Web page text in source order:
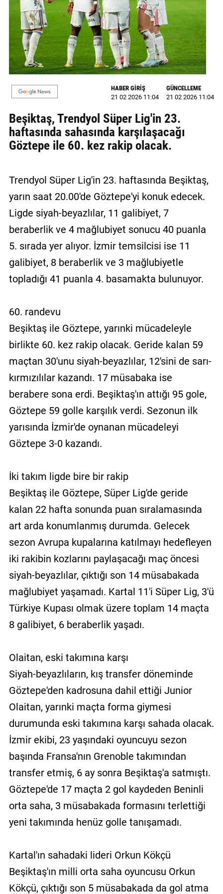
MAGAZİN
GALERİ
VİDEO
YAZARLAR
ULAŞIN
Künye
Gizlilik
Politikası
HABER GİRİŞ
21 02 2026 11:04
GÜNCELLEME
21 02 2026 11:04
Beşiktaş, Trendyol Süper Lig'in 23.
haftasında sahasında karşılaşacağı
Göztepe ile 60. kez rakip olacak.
Trendyol Süper Lig'in 23. haftasında Beşiktaş,
yarın saat 20.00'de Göztepe'yi konuk edecek.
Ligde siyah-beyazlılar, 11 galibiyet, 7
beraberlik ve 4 mağlubiyet sonucu 40 puanla
5. sırada yer alıyor. İzmir temsilcisi ise 11
galibiyet, 8 beraberlik ve 3 mağlubiyetle
topladığı 41 puanla 4. basamakta bulunuyor.
60. randevu
Beşiktaş ile Göztepe, yarınki mücadeleyle
birlikte 60. kez rakip olacak. Geride kalan 59
maçtan 30'unu siyah-beyazlılar, 12'sini de sarı-
kırmızılılar kazandı. 17 müsabaka ise
berabere sona erdi. Beşiktaş'ın attığı 95 gole,
Göztepe 59 golle karşılık verdi. Sezonun ilk
yarısında İzmir'de oynanan mücadeleyi
Göztepe 3-0 kazandı.
İki takım ligde bire bir rakip
Beşiktaş ile Göztepe, Süper Lig'de geride
kalan 22 hafta sonunda puan sıralamasında
art arda konumlanmış durumda. Gelecek
sezon Avrupa kupalarına katılmayı hedefleyen
iki rakibin kozlarını paylaşacağı maç öncesi
siyah-beyazlılar, çıktığı son 14 müsabakada
mağlubiyet yaşamadı. Kartal 11'i Süper Lig, 3'ü
Türkiye Kupası olmak üzere toplam 14 maçta
8 galibiyet, 6 beraberlik yaşadı.
Olaitan, eski takımına karşı
Siyah-beyazlıların, kış transfer döneminde
Göztepe'den kadrosuna dahil ettiği Junior
Olaitan, yarınki maçta forma giymesi
durumunda eski takımına karşı sahada olacak.
İzmir ekibi, 23 yaşındaki oyuncuyu sezon
başında Fransa'nın Grenoble takımından
transfer etmiş, 6 ay sonra Beşiktaş'a satmıştı.
Göztepe'de 17 maçta 2 gol kaydeden Beninli
orta saha, 3 müsabakada formasını terlettiği
yeni takımında henüz golle tanışamadı.
Kartal'ın sahadaki lideri Orkun Kökçü
Beşiktaş'ın milli orta saha oyuncusu Orkun
Kökçü, çıktığı son 5 müsabakada da gol atma